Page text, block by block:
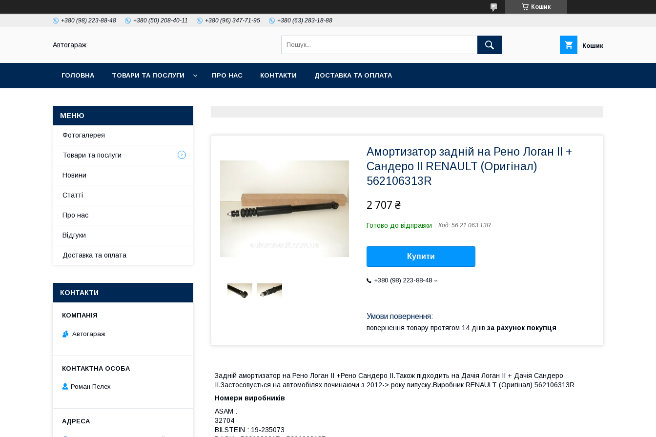
Кошик
+380 (98) 223-88-48 +380 (50) 208-40-11 +380 (96) 347-71-95 +380 (63) 283-18-88
Автогараж Кошик
ГОЛОВНА ТОВАРИ ТА ПОСЛУГИ ПРО НАС КОНТАКТИ ДОСТАВКА ТА ОПЛАТА
Амортизатор задній на Рено Логан II +
Сандеро II RENAULT (Оригінал)
562106313R
2 707 ₴
Готово до відправки Код: 56 21 063 13R
Купити
+380 (98) 223-88-48
повернення товару протягом 14 днів за рахунок покупця
Задній амортизатор на Рено Логан II +Рено Сандеро II.Також підходить на Дачія Логан II + Дачія Сандеро
II.Застосовується на автомобілях починаючи з 2012-> року випуску.Виробник RENAULT (Оригінал) 562106313R
Номери виробників
ASAM :
32704
BILSTEIN : 19-235073
Фотогалерея
Товари та послуги
Новини
Статті
Про нас
Відгуки
Доставка та оплата
КОНТАКТИ
Автогараж
Роман Пелех